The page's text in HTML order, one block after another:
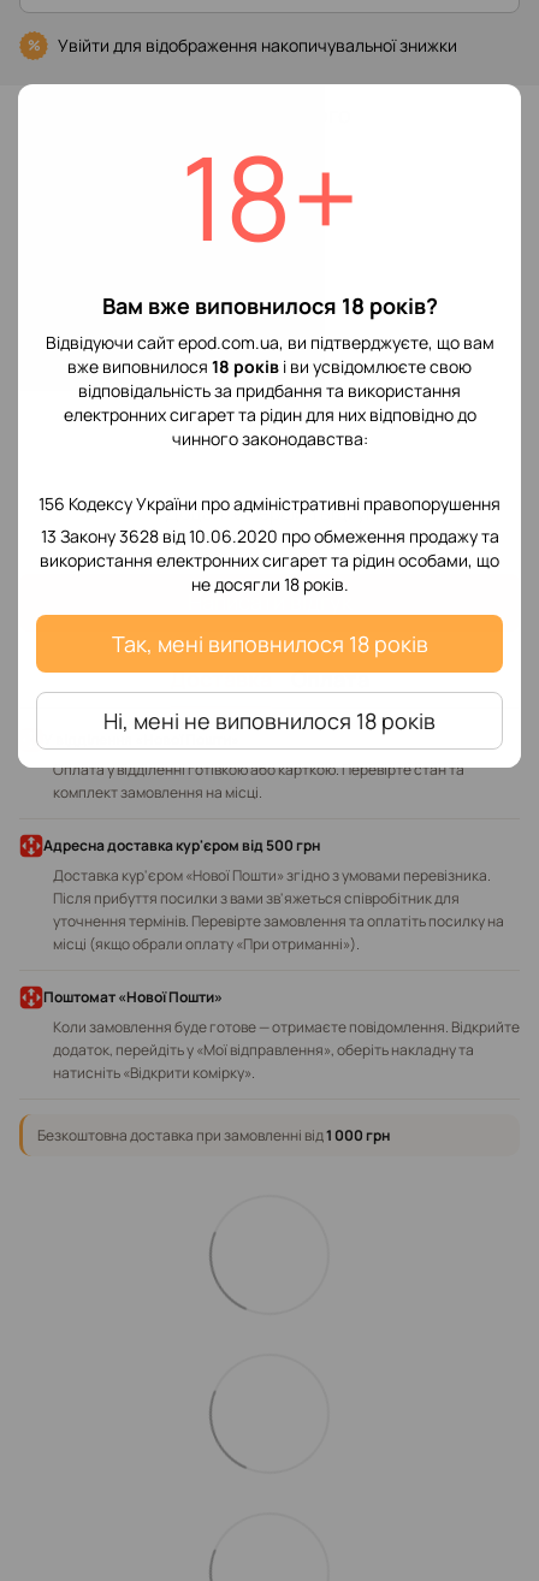
18+
Вам вже виповнилося 18 років?
Відвідуючи сайт epod.com.ua, ви підтверджуєте, що вам
вже виповнилося 18 років і ви усвідомлюєте свою
відповідальність за придбання та використання
електронних сигарет та рідин для них відповідно до
чинного законодавства:
156 Кодексу України про адміністративні правопорушення
13 Закону 3628 від 10.06.2020 про обмеження продажу та
використання електронних сигарет та рідин особами, що
не досягли 18 років.
Так, мені виповнилося 18 років
Ні, мені не виповнилося 18 років
% Увійти для відображення накопичувальної знижки
Відгуки
Додайте перший відгук
Написати відгук
Доставка Оплата
Оплата у відділенні готівкою або карткою. Перевірте стан та
комплект замовлення на місці.
Адресна доставка кур'єром від 500 грн
Доставка кур'єром «Нової Пошти» згідно з умовами перевізника.
Після прибуття посилки з вами зв'яжеться співробітник для
уточнення термінів. Перевірте замовлення та оплатіть посилку на
місці (якщо обрали оплату «При отриманні»).
Поштомат «Нової Пошти»
Коли замовлення буде готове — отримаєте повідомлення. Відкрийте
додаток, перейдіть у «Мої відправлення», оберіть накладну та
натисніть «Відкрити комірку».
Безкоштовна доставка при замовленні від1 000 грн